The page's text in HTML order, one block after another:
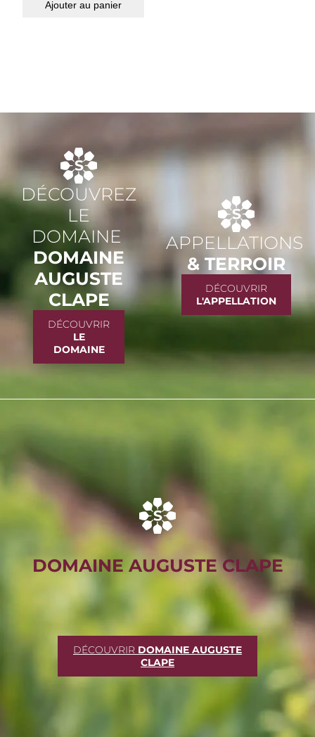
Ajouter au panier
DÉCOUVREZ
LE
DOMAINE
DOMAINE
AUGUSTE
CLAPE
DÉCOUVRIR
LE
DOMAINE
APPELLATIONS
& TERROIR
DÉCOUVRIR
L'APPELLATION
DOMAINE AUGUSTE CLAPE
DÉCOUVRIR DOMAINE AUGUSTE
CLAPE